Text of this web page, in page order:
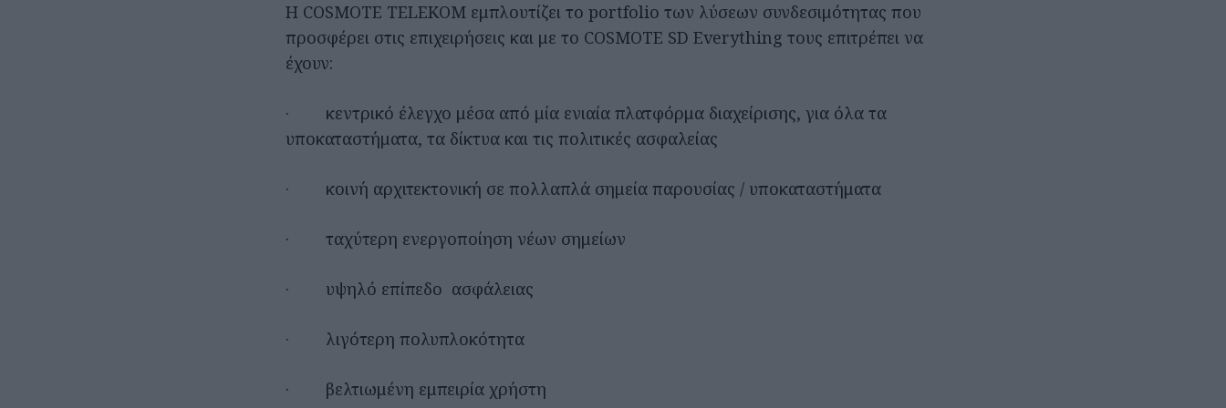
Η COSMOTE TELEKOM εμπλουτίζει το portfolio των λύσεων συνδεσιμότητας που
προσφέρει στις επιχειρήσεις και με το COSMOTE SD Everything τους επιτρέπει να
έχουν:
· κεντρικό έλεγχο μέσα από μία ενιαία πλατφόρμα διαχείρισης, για όλα τα
υποκαταστήματα, τα δίκτυα και τις πολιτικές ασφαλείας
· κοινή αρχιτεκτονική σε πολλαπλά σημεία παρουσίας / υποκαταστήματα
· ταχύτερη ενεργοποίηση νέων σημείων
· υψηλό επίπεδο ασφάλειας
· λιγότερη πολυπλοκότητα
· βελτιωμένη εμπειρία χρήστη